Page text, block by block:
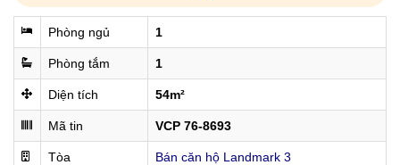
Phòng ngủ 1
Phòng tắm 1
Diện tích 54m²
Mã tin VCP 76-8693
Tòa Bán căn hộ Landmark 3